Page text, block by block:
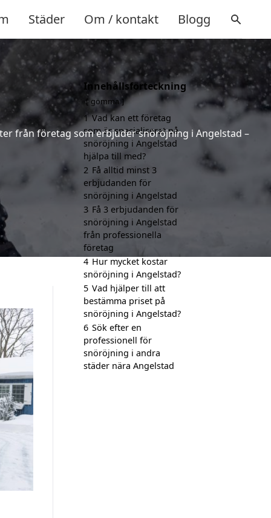
Städer Om / kontakt Blogg
från företag som erbjuder snöröjning i Angelstad –
Innehållsförteckning
gömma
1 Vad kan ett företag
som är specialiserat på
snöröjning i Angelstad
hjälpa till med?
2 Få alltid minst 3
erbjudanden för
snöröjning i Angelstad
3 Få 3 erbjudanden för
snöröjning i Angelstad
från professionella
företag
4 Hur mycket kostar
snöröjning i Angelstad?
5 Vad hjälper till att
bestämma priset på
snöröjning i Angelstad?
6 Sök efter en
professionell för
snöröjning i andra
städer nära Angelstad